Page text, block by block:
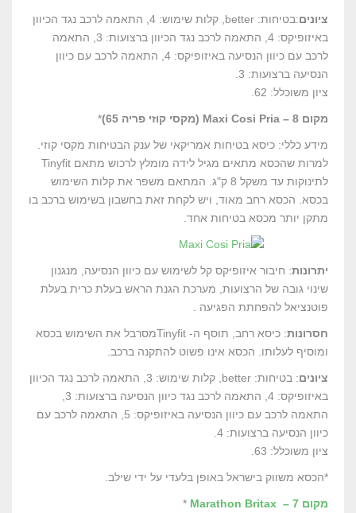
ציונים
:בטיחות: better, קלות שימוש: 4, התאמה לרכב נגד הכיוון
באיזופיקס: 4, התאמה לרכב נגד הכיוון ברצועות: 3, התאמה
לרכב עם כיוון הנסיעה באיזופיקס: 4, התאמה לרכב עם כיוון
הנסיעה ברצועות: 3.
ציון משוכלל: 62.
מקום 8 – Maxi Cosi Pria (מקסי קוזי פריה 65) *
מידע כללי: כיסא בטיחות אמריקאי של ענק הבטיחות מקסי קוזי.
למרות שהכסא מתאים מגיל לידה מומלץ לרכוש מתאם Tinyfit
לתינוקות עד משקל 8 ק"ג. המתאם משפר את קלות השימוש
בכסא. הכסא רחב מאוד, ויש לקחת זאת בחשבון בשימוש ברכב בו
מתקן יותר מכסא בטיחות אחד.
יתרונות: חיבור איזופיקס קל לשימוש עם כיוון הנסיעה, מנגנון
שינוי גובה של הרצועות, מערכת הגנת הראש בעלת כרית בעלת
פוטנציאל להפחתת הפגיעה .
חסרונות
: כיסא רחב, תוסף ה- Tinyfitמסרבל את השימוש בכסא
ומוסיף לעלותו. הכסא אינו פשוט להתקנה ברכב.
ציונים
: בטיחות: better, קלות שימוש: 3, התאמה לרכב נגד הכיוון
התאמה לרכב עם כיוון הנסיעה באיזופיקס: 5, התאמה לרכב עם
כיוון הנסיעה ברצועות: 4.
ציון משוכלל: 63.
*הכסא משווק בישראל באופן בלעדי על ידי שילב.
מקום 7 – Marathon Britax *